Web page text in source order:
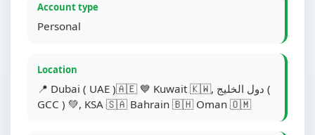
Account type
Personal
Location
📍 Dubai ( UAE )🇦🇪 💙 Kuwait 🇰🇼, دول الخليج (
GCC ) 💚, KSA 🇸🇦 Bahrain 🇧🇭 Oman 🇴🇲